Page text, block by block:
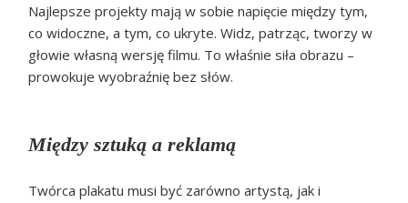
Najlepsze projekty mają w sobie napięcie między tym,
co widoczne, a tym, co ukryte. Widz, patrząc, tworzy w
głowie własną wersję filmu. To właśnie siła obrazu –
prowokuje wyobraźnię bez słów.
Między sztuką a reklamą
Twórca plakatu musi być zarówno artystą, jak i